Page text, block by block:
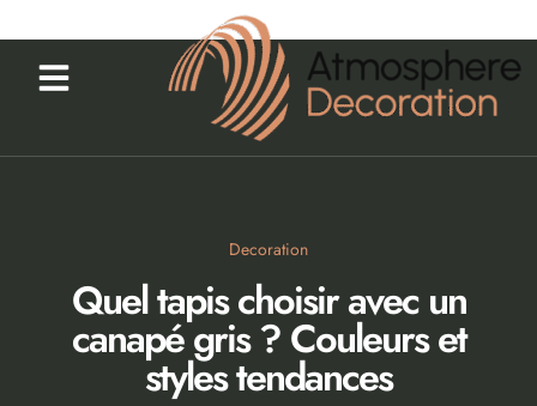
Decoration
Quel tapis choisir avec un
canapé gris ? Couleurs et
styles tendances